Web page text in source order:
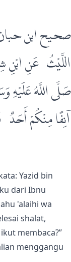
اللَّيْثُ، عَنِ ابْنِ
صَلَّى اللَّهُ عَلَيْهِ
آنِفًا مِنْكُمْ أَحَدٌ‏؟‏
Yazid bin
dari Ibnu
'alaihi wa
shalat,
membaca?”
menggangu